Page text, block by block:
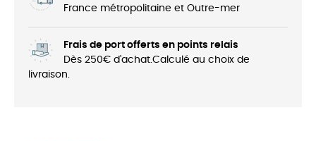
France métropolitaine et Outre-mer
Frais de port offerts en points relais
Dès 250€ d'achat.Calculé au choix de
livraison.